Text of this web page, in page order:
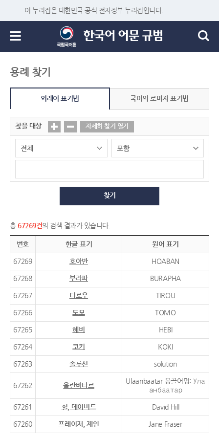
이 누리집은 대한민국 공식 전자정부 누리집입니다.
용례 찾기
외래어 표기법 국어의 로마자 표기법
찾을 대상 자세히 찾기 열기
찾기
총 67269건의 검색 결과가 있습니다.
번호 한글 표기 원어 표기
67269 호아반 HOABAN
67268 부라파 BURAPHA
67267 티로우 TIROU
67266 도모 TOMO
67265 헤비 HEBI
67264 코키 KOKI
67263 솔루션 solution
67262 울란바타르
Ulaanbaatar 몽골어명: Ула
анбаатар
67261 힐, 데이비드 David Hill
67260 프레이저, 제인 Jane Fraser